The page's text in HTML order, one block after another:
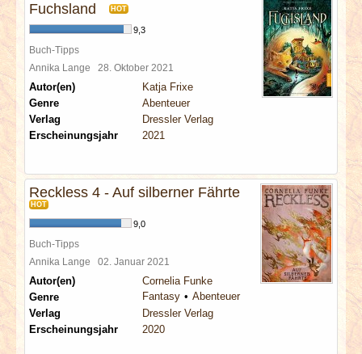
Fuchsland HOT
9,3
Buch-Tipps
Annika Lange 28. Oktober 2021
Autor(en)
Katja Frixe
Genre
Abenteuer
Verlag
Dressler Verlag
Erscheinungsjahr
2021
Reckless 4 - Auf silberner Fährte
HOT
9,0
Buch-Tipps
Annika Lange 02. Januar 2021
Autor(en)
Cornelia Funke
Genre
Fantasy
Abenteuer
Verlag
Dressler Verlag
Erscheinungsjahr
2020